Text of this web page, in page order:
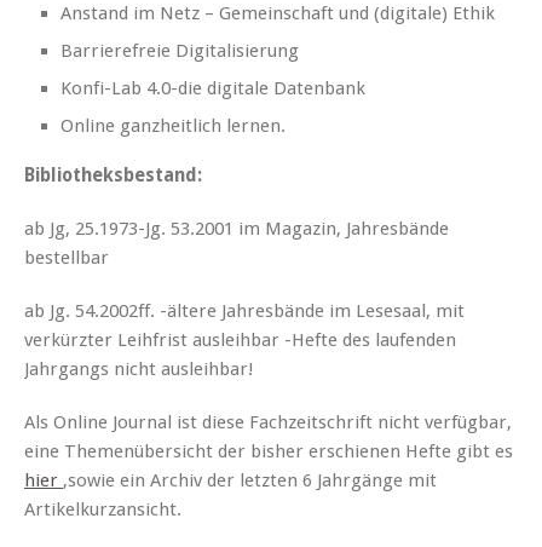
Anstand im Netz – Gemeinschaft und (digitale) Ethik
Barrierefreie Digitalisierung
Konfi-Lab 4.0-die digitale Datenbank
Online ganzheitlich lernen.
Bibliotheksbestand:
ab Jg, 25.1973-Jg. 53.2001 im Magazin, Jahresbände
bestellbar
ab Jg. 54.2002ff. -ältere Jahresbände im Lesesaal, mit
verkürzter Leihfrist ausleihbar -Hefte des laufenden
Jahrgangs nicht ausleihbar!
Als Online Journal ist diese Fachzeitschrift nicht verfügbar,
eine Themenübersicht der bisher erschienen Hefte gibt es
hier ,sowie ein Archiv der letzten 6 Jahrgänge mit
Artikelkurzansicht.